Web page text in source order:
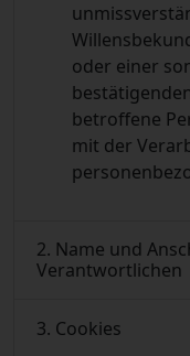
oder einer
betroffene
mit der
2. Name und
Verantwortlichen
3. Cookies